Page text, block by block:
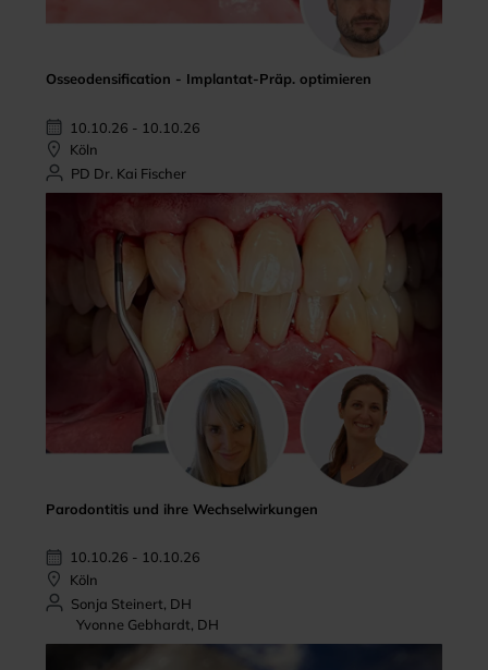
Osseodensification - Implantat-Präp. optimieren
10.10.26 - 10.10.26
Köln
PD Dr. Kai Fischer
Parodontitis und ihre Wechselwirkungen
10.10.26 - 10.10.26
Köln
Sonja Steinert, DH
Yvonne Gebhardt, DH